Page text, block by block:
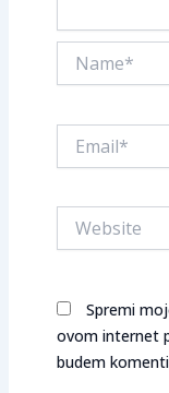
Spremi
ovom internet
budem